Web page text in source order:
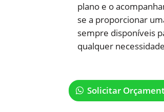
plano e o
se a proporcionar
sempre disponíveis
qualquer
Solicitar